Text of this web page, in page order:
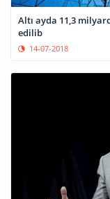
Altı ayda 11,3
edilib
14-07-2018